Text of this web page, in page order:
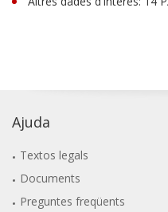
Ajuda
Textos legals
Documents
Preguntes freqüents